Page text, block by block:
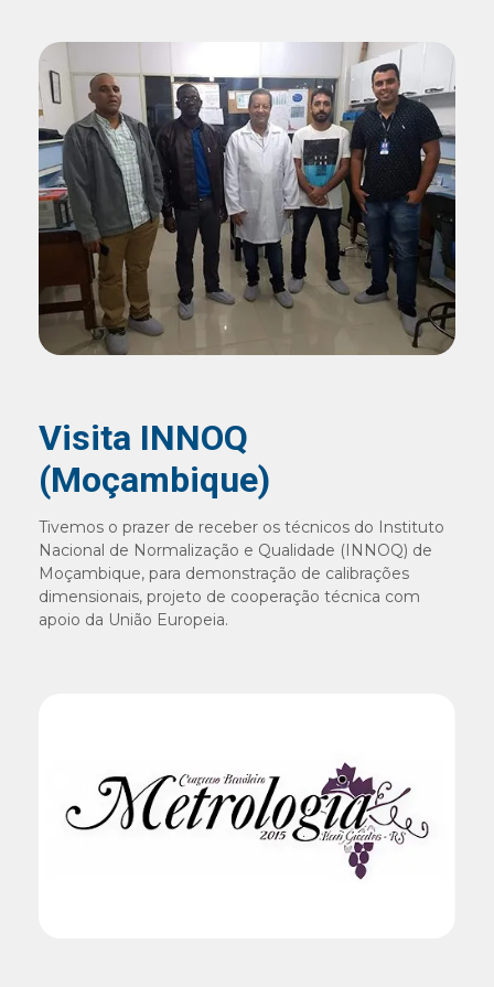
Visita INNOQ
(Moçambique)
Tivemos o prazer de receber os técnicos do Instituto
Nacional de Normalização e Qualidade (INNOQ) de
Moçambique, para demonstração de calibrações
dimensionais, projeto de cooperação técnica com
apoio da União Europeia.